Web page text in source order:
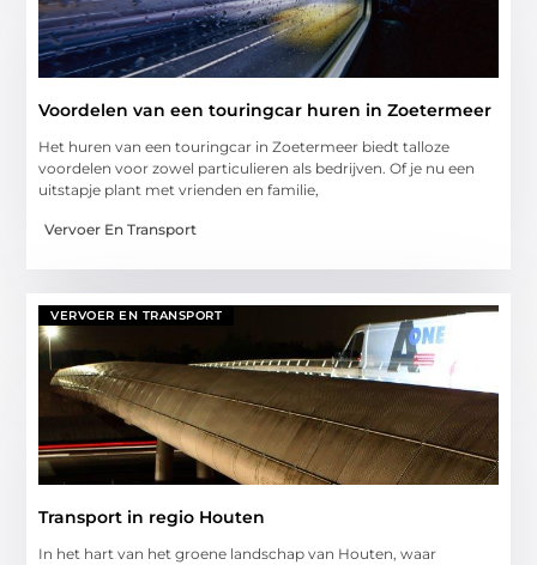
Voordelen van een touringcar huren in Zoetermeer
Het huren van een touringcar in Zoetermeer biedt talloze
voordelen voor zowel particulieren als bedrijven. Of je nu een
uitstapje plant met vrienden en familie,
Vervoer En Transport
VERVOER EN TRANSPORT
Transport in regio Houten
In het hart van het groene landschap van Houten, waar